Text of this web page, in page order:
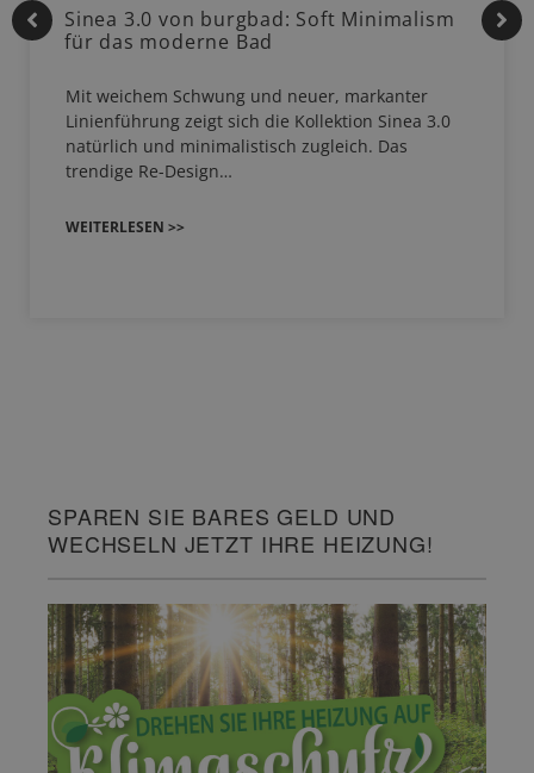
Sinea 3.0 von burgbad: Soft Minimalism
für das moderne Bad
Mit weichem Schwung und neuer, markanter
Linienführung zeigt sich die Kollektion Sinea 3.0
natürlich und minimalistisch zugleich. Das
trendige Re-Design…
WEITERLESEN >>
SPAREN SIE BARES GELD UND
WECHSELN JETZT IHRE HEIZUNG!